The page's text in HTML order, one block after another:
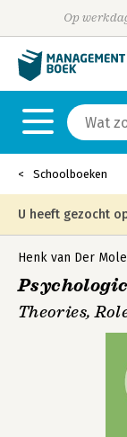
Op
Schoolboeken
U heeft gezocht
is niet meer in
onderstaande
Henk van Der
Theories,